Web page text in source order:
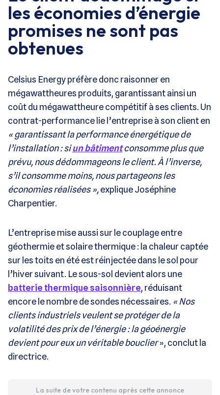
les économies d’énergie
promises ne sont pas
obtenues
Celsius Energy préfère donc raisonner en
mégawattheures produits, garantissant ainsi un
coût du mégawattheure compétitif à ses clients. Un
contrat-performance lie l’entreprise à son client en
« garantissant la performance énergétique de
l’installation : siun bâtimentconsomme plus que
prévu, nous dédommageons le client. À l’inverse,
s’il consomme moins, nous partageons les
économies réalisées »,explique Joséphine
Charpentier.
L’entreprise mise aussi sur le couplage entre
géothermie et solaire thermique : la chaleur captée
sur les toits en été est réinjectée dans le sol pour
l’hiver suivant. Le sous-sol devient alors une
batterie thermique saisonnière, réduisant
encore le nombre de sondes nécessaires. « Nos
clients industriels veulent se protéger de la
volatilité des prix de l’énergie : la géoénergie
devient pour eux un véritable bouclier», conclut la
directrice.
La suite de votre contenu après cette annonce